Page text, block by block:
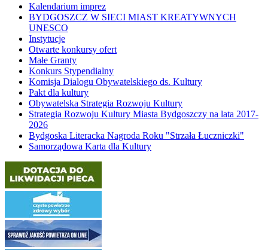
Kalendarium imprez
BYDGOSZCZ W SIECI MIAST KREATYWNYCH
UNESCO
Instytucje
Otwarte konkursy ofert
Małe Granty
Konkurs Stypendialny
Komisja Dialogu Obywatelskiego ds. Kultury
Pakt dla kultury
Obywatelska Strategia Rozwoju Kultury
Strategia Rozwoju Kultury Miasta Bydgoszczy na lata 2017-
2026
Bydgoska Literacka Nagroda Roku "Strzała Łuczniczki"
Samorządowa Karta dla Kultury